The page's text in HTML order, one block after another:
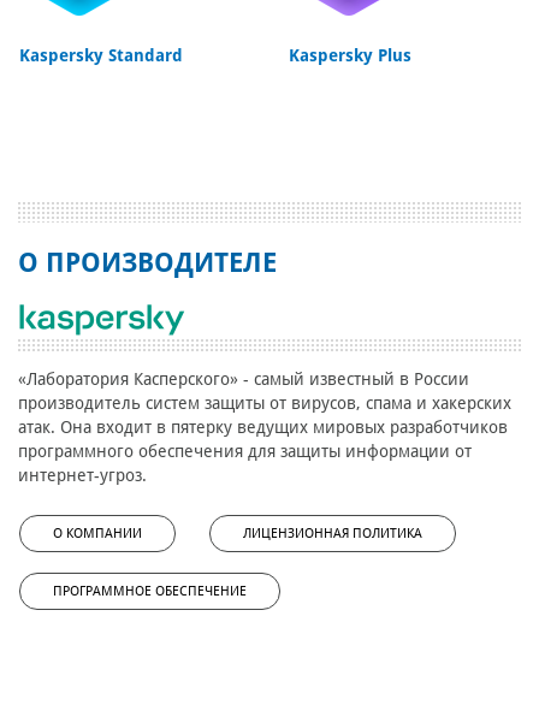
Kaspersky Standard Kaspersky Plus
О ПРОИЗВОДИТЕЛЕ
«Лаборатория Касперского» - самый известный в России
производитель систем защиты от вирусов, спама и хакерских
атак. Она входит в пятерку ведущих мировых разработчиков
программного обеспечения для защиты информации от
интернет-угроз.
О КОМПАНИИ ЛИЦЕНЗИОННАЯ ПОЛИТИКА
ПРОГРАММНОЕ ОБЕСПЕЧЕНИЕ